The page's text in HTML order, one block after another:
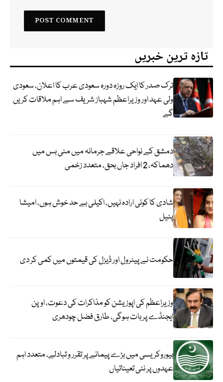
تازہ ترین خبریں
ترک صدر کا ایک روزہ دورہ سعودی عرب کا اعلان، سعودی
ولی عہد اور وزیراعظم شہباز شریف سے اہم ملاقات کریں
گے
دمشق کے نواحی علاقے جرمانہ میں منی بس میں
دھماکہ، 2 افراد جاں بحق، متعدد زخمی
شادی کا کوئی ارادہ نہیں، اکیلی بے حد خوش ہوں، امیشا
پٹیل
حکومت نے پیٹرول اور ڈیزل کی قیمتوں میں کمی کر دی
وزیراعظم کی اپوزیشن کو مذاکرات کی دعوت، اوپن
ایجنڈے پر بات ہوگی، طارق فضل چودھری
بیوروکریسی میں بڑے پیمانے پر تقرر و تبادلے، متعدد اہم
عہدوں پر نئی تعیناتیاں